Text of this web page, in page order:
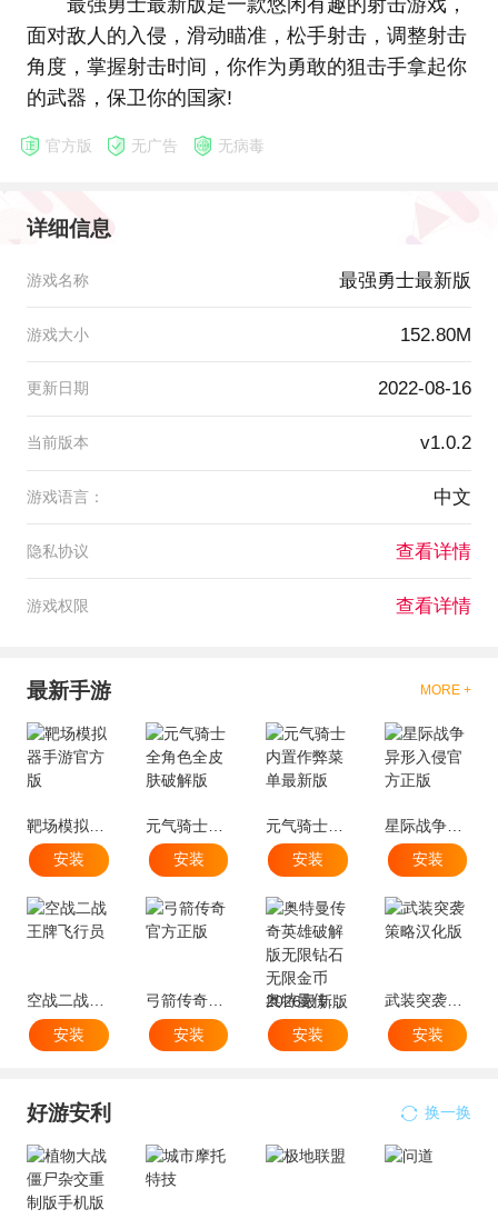
面对敌人的入侵，滑动瞄准，松手射击，调整射击
角度，掌握射击时间，你作为勇敢的狙击手拿起你
的武器，保卫你的国家!
官方版 无广告 无病毒
详细信息
游戏名称 最强勇士最新版
游戏大小 152.80M
更新日期 2022-08-16
当前版本 v1.0.2
游戏语言： 中文
隐私协议 查看详情
游戏权限 查看详情
最新手游 MORE +
安装
安装
元气骑士内置作弊菜单最新版
安装
安装
空战二战王牌飞行员
安装
安装
奥特曼传奇英雄破解版无限钻石无限金币2026最新版
安装
安装
好游安利 换一换